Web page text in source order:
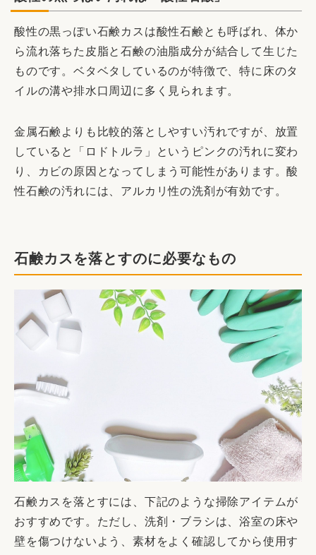
酸性の黒っぽい石鹸カスは酸性石鹸とも呼ばれ、体か
ら流れ落ちた皮脂と石鹸の油脂成分が結合して生じた
ものです。ベタベタしているのが特徴で、特に床のタ
イルの溝や排水口周辺に多く見られます。
金属石鹸よりも比較的落としやすい汚れですが、放置
していると「ロドトルラ」というピンクの汚れに変わ
り、カビの原因となってしまう可能性があります。酸
性石鹸の汚れには、アルカリ性の洗剤が有効です。
石鹸カスを落とすのに必要なもの
石鹸カスを落とすには、下記のような掃除アイテムが
おすすめです。ただし、洗剤・ブラシは、浴室の床や
壁を傷つけないよう、素材をよく確認してから使用す